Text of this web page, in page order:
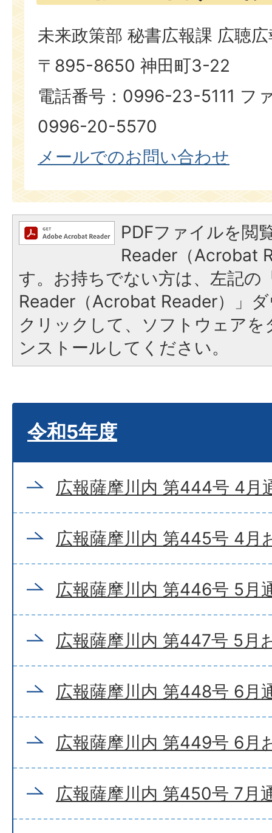
未来政策部 秘書広報課 広聴
〒895-8650 神田町3-22
電話番号：0996-23-5111 フ
0996-20-5570
メールでのお問い合わせ
PDFファイルを閲
Reader（Acrobat
す。お持ちでない方は、左記の
Reader（Acrobat Reader）」
クリックして、ソフトウェア
ンストールしてください。
令和5年度
広報薩摩川内 第444号 4月
広報薩摩川内 第445号 4月
広報薩摩川内 第446号 5月
広報薩摩川内 第447号 5月
広報薩摩川内 第448号 6月
広報薩摩川内 第449号 6月
広報薩摩川内 第450号 7月